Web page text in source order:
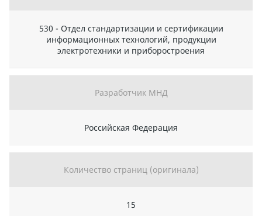
530 - Отдел стандартизации и сертификации
информационных технологий, продукции
электротехники и приборостроения
Разработчик МНД
Российская Федерация
Количество страниц (оригинала)
15